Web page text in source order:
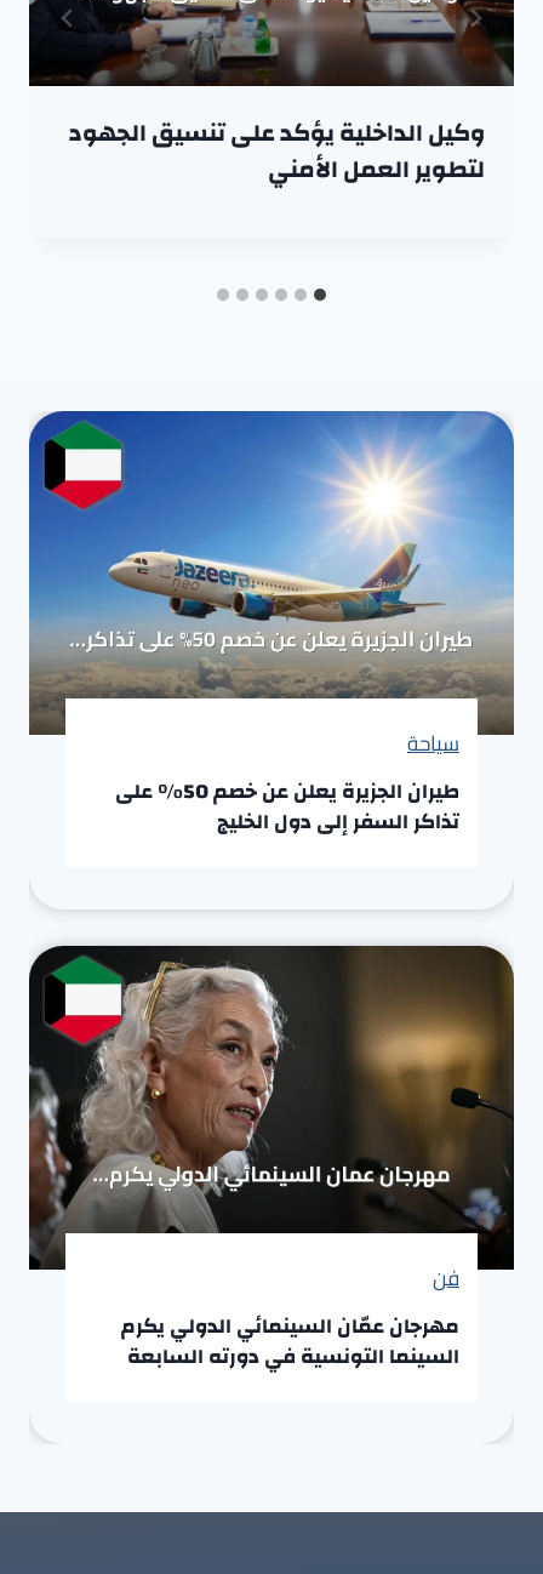
وكيل الداخلية يؤكد على تنسيق الجهود
لتطوير العمل الأمني
سياحة
طيران الجزيرة يعلن عن خصم 50% على
تذاكر السفر إلى دول الخليج
فن
مهرجان عمّان السينمائي الدولي يكرم
السينما التونسية في دورته السابعة